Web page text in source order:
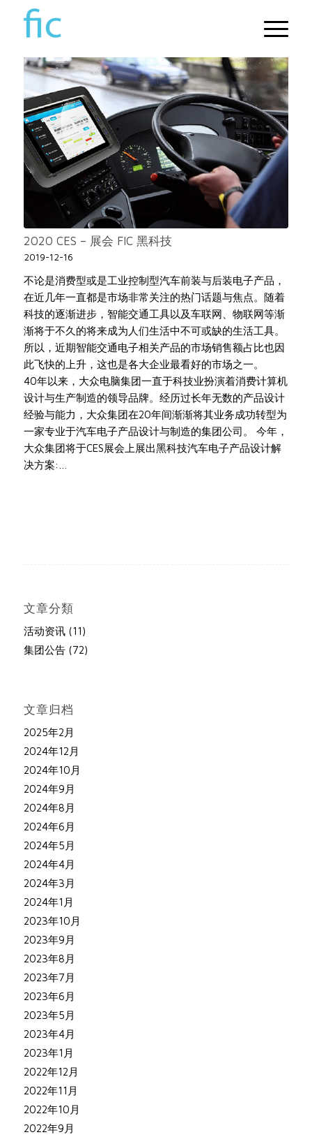
2020 CES – 展会 FIC 黑科技
2019-12-16
不论是消费型或是工业控制型汽车前装与后装电子产品，
在近几年一直都是市场非常关注的热门话题与焦点。随着
科技的逐渐进步，智能交通工具以及车联网、物联网等渐
渐将于不久的将来成为人们生活中不可或缺的生活工具。
所以，近期智能交通电子相关产品的市场销售额占比也因
此飞快的上升，这也是各大企业最看好的市场之一。
40年以来，大众电脑集团一直于科技业扮演着消费计算机
设计与生产制造的领导品牌。经历过长年无数的产品设计
经验与能力，大众集团在20年间渐渐将其业务成功转型为
一家专业于汽车电子产品设计与制造的集团公司。 今年，
大众集团将于CES展会上展出黑科技汽车电子产品设计解
决方案:…
文章分類
活动资讯(11)
集团公告(72)
文章归档
2025年2月
2024年12月
2024年10月
2024年9月
2024年8月
2024年6月
2024年5月
2024年4月
2024年3月
2024年1月
2023年10月
2023年9月
2023年8月
2023年7月
2023年6月
2023年5月
2023年4月
2023年1月
2022年12月
2022年11月
2022年10月
2022年9月